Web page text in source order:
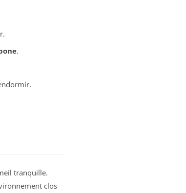
.
tranquille.
clos